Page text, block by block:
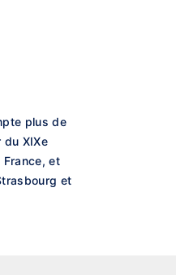
plus de
XIXe
et
et